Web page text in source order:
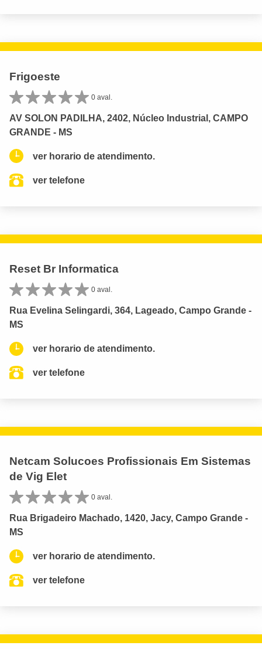
Frigoeste
0 aval.
AV SOLON PADILHA, 2402, Núcleo Industrial, CAMPO
GRANDE - MS
ver horario de atendimento.
ver telefone
Reset Br Informatica
0 aval.
Rua Evelina Selingardi, 364, Lageado, Campo Grande -
MS
ver horario de atendimento.
ver telefone
Netcam Solucoes Profissionais Em Sistemas
de Vig Elet
0 aval.
Rua Brigadeiro Machado, 1420, Jacy, Campo Grande -
MS
ver horario de atendimento.
ver telefone